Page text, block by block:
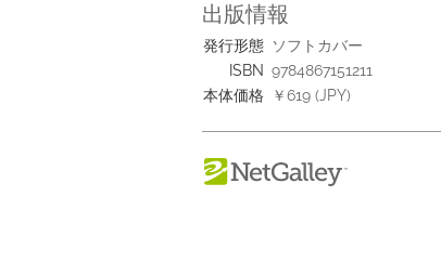
出版情報
発行形態 ソフトカバー
ISBN 9784867151211
本体価格
￥619 (JPY)